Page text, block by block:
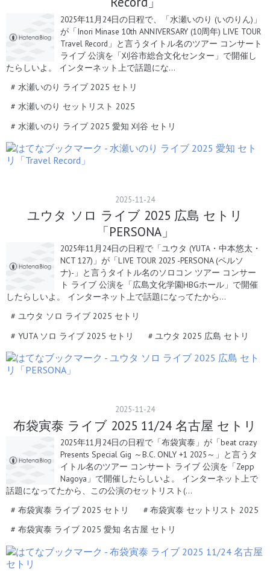
2025年11月24日の日程で、「水瀬いのり (いのりん)」
が「Inori Minase 10th ANNIVERSARY (10周年) LIVE TOUR
Travel Record」と言うタイトル名のツアー コンサート
ライブ 公演を「刈谷市総合文化センター」で開催し
たらしいよ。 インターネット上で話題にな…
# 水瀬いのり ライブ 2025 セトリ
# 水瀬いのり セットリスト 2025
# 水瀬いのり ライブ 2025 愛知 刈谷 セトリ
2025-11-24
ユウタ ソロ ライブ 2025 広島 セトリ
「PERSONA」
2025年11月24日の日程で「ユウタ (YUTA・中本悠太・
NCT 127)」が「LIVE TOUR 2025 -PERSONA (ペルソ
ナ)-」と言うタイトル名のソロコン ツアー コンサー
ト ライブ 公演を「広島文化学園HBGホール」で開催
したらしいよ。 インターネット上で話題になってたから…
# ユウタ ソロ ライブ 2025 セトリ
# YUTA ソロ ライブ 2025 セトリ # ユウタ 2025 広島 セトリ
2025-11-24
布袋寅泰 ライブ 2025 11/24 名古屋 セトリ
2025年11月24日の日程で「布袋寅泰」が「beat crazy
Presents Special Gig ～B.C. ONLY +1 2025～」と言うタ
イトル名のツアー コンサート ライブ 公演を「Zepp
Nagoya」で開催したらしいよ。 インターネット上で
話題になってたから、この公演のセットリスト(…
# 布袋寅泰 ライブ 2025 セトリ # 布袋寅泰 セットリスト 2025
# 布袋寅泰 ライブ 2025 愛知 名古屋 セトリ